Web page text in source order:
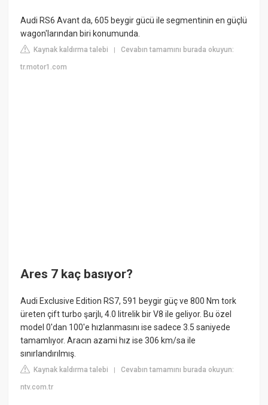
Audi RS6 Avant da, 605 beygir gücü ile segmentinin en güçlü
wagon'larından biri konumunda.
Kaynak kaldırma talebi |Cevabın tamamını burada okuyun:
tr.motor1.com
Ares 7 kaç basıyor?
Audi Exclusive Edition RS7, 591 beygir güç ve 800 Nm tork
üreten çift turbo şarjlı, 4.0 litrelik bir V8 ile geliyor. Bu özel
model 0'dan 100'e hızlanmasını ise sadece 3.5 saniyede
tamamlıyor. Aracın azami hız ise 306 km/sa ile
sınırlandırılmış.
Kaynak kaldırma talebi |Cevabın tamamını burada okuyun:
ntv.com.tr